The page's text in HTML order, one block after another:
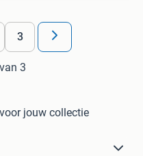
3
3
jouw collectie